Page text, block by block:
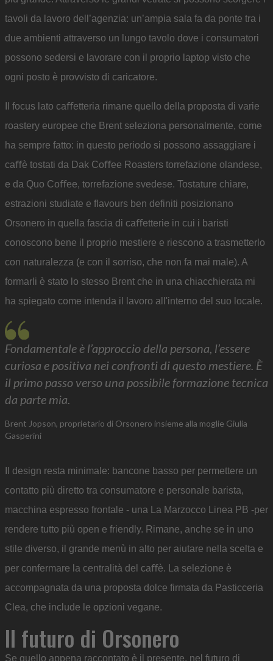
tavoli da lavoro dell’agenzia: un’ampia sala fa da ponte tra i
due ambienti attraverso un lungo tavolo dove i consumatori
possono sedersi e lavorare con il proprio laptop visto che
ogni posto è provvisto di caricatore.
Il focus lato caﬀetteria rimane quello della proposta di varie
roastery europee che Brent seleziona personalmente, come
ha sempre fatto: in questo periodo si possono assaggiare i
caﬀè tostati da Dak Coﬀee Roasters torrefazione olandese,
e da Quo Coﬀee, torrefazione svedese. Tostature chiare,
estrazioni studiate e flavours ben definiti posizionano
Orsonero in quella fascia di caﬀetterie in cui i baristi
conoscono bene il proprio mestiere e riescono a trasmetterlo
con naturalezza (e con il sorriso, che non fa mai male). A
formarli è stato lo stesso Brent che in una chiacchierata mi
ha spiegato come intenda il lavoro all'interno del suo locale.
Fondamentale è l’approccio della persona, l’essere
curiosa e positiva nei confronti di questo mestiere. È
il primo passo verso una possibile formazione tecnica
da parte mia.
Brent Jopson, proprietario di Orsonero insieme alla moglie Giulia
Gasperini
Il design resta minimale: bancone basso per permettere un
contatto più diretto tra consumatore e personale barista,
macchina espresso frontale - una La Marzocco Linea PB -per
rendere tutto più open e friendly. Rimane, anche se in uno
stile diverso, il grande menù in alto per aiutare nella scelta e
per confermare la centralità del caﬀè. La selezione è
accompagnata da una proposta dolce firmata da Pasticceria
Clea, che include le opzioni vegane.
Il futuro di Orsonero
Se quello appena raccontato è il presente, nel futuro di